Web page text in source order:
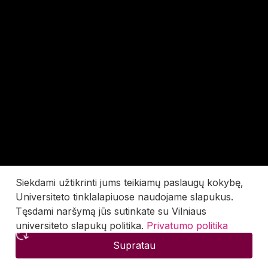
Siekdami užtikrinti jums teikiamų paslaugų kokybę,
Universiteto tinklalapiuose naudojame slapukus.
Tęsdami naršymą jūs sutinkate su Vilniaus
universiteto slapukų politika. Privatumo politika
Supratau